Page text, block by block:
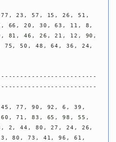
23, 57, 15, 26, 51,
66, 20, 30, 63, 11, 8,
81, 46, 26, 21, 12, 90,
50, 48, 64, 36, 24,
77, 90, 92, 6, 39,
71, 83, 65, 98, 55,
2, 44, 80, 27, 24, 26,
80, 73, 41, 96, 61,